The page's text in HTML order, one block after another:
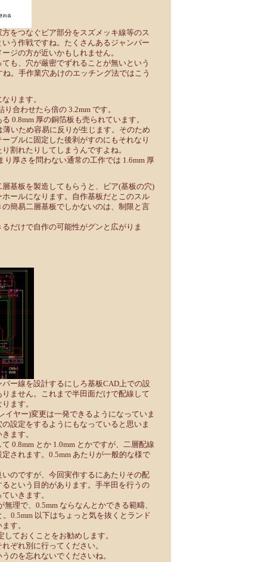
をつなぐビア部分をスズメッキ線等のス
う作戦ですね。たくさんあるジャンパー
ジの方が近いかもしれません。
も、穴が厳密でずれることが無いという
。手作業穴あけのエッチング法ではこう
ります。
合わせたら倍の 3.2mm です。
0.8mm 厚の銅箔板も売られています。
いため容易に反りが生じます。そのため
ブルに固定した後剥がすのにもそれなり
割れたりしてしまうんですよね。
り厚さを問わない通常の工作では 1.6mm 厚
基板を製造してもらうと、ビア(基板の穴)
ールになります。自作基板だとこのスル
簡易二層基板でしかないのは、制限と言
だけで自作の可能性がグンと広がりま
ー線を設計するにしろ基板CAD上での設
ません。これまで半田面だけで配線して
ます。
イヤー)変更は一発できるようになっていま
設定をするようにもなっていると思いま
ます。
0.8mm とか 1.0mm とかですが、二層配線
されます。0.5mm あたりが一般的な様で
のですが、今回実作するにあたりその配
という目的があります。手半田を行うの
いきます。
理で、0.5mm ならなんとかできる範疇、
0.5mm 以下はちょっと気を抜くとランド
す。
ておくことをお勧めします。
ぞれ別に行ってください。
のを忘れないでくださいね。